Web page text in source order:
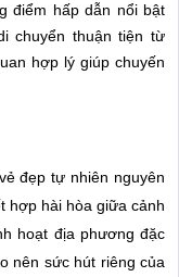
điểm hấp dẫn nổi bật
chuyển thuận tiện từ
hợp lý giúp chuyến
đẹp tự nhiên nguyên
hợp hài hòa giữa cảnh
hoạt địa phương đặc
nên sức hút riêng của